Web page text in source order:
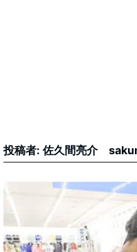
投稿者: 佐久間亮介